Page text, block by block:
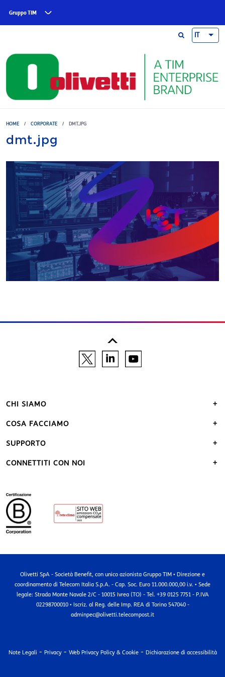
Gruppo TIM
IT
HOME / CORPORATE / DMT.JPG
dmt.jpg
CHI SIAMO
COSA FACCIAMO
SUPPORTO
CONNETTITI CON NOI
Olivetti SpA - Società Benefit, con unico azionista Gruppo TIM • Direzione e
coordinamento di Telecom Italia S.p.A. - Cap. Soc. Euro 11.000.000,00 i.v. • Sede
legale: Strada Monte Navale 2/C - 10015 Ivrea (TO) - Tel. +39 0125 7751 - P.IVA
02298700010 • Iscriz. al Reg. delle Imp. REA di Torino 547040 -
adminpec@olivetti.telecompost.it
Note Legali - Privacy- Web Privacy Policy & Cookie- Dichiarazione di accessibilità